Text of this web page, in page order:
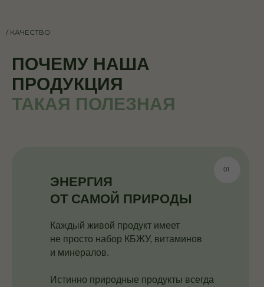
ПОЧЕМУ НАША
ПРОДУКЦИЯ
ТАКАЯ ПОЛЕЗНАЯ
/ КАЧЕСТВО
Каждый живой продукт имеет
не просто набор КБЖУ, витаминов
и минералов.
Истинно природные продукты всегда
ЭНЕРГИЯ
ОТ САМОЙ ПРИРОДЫ